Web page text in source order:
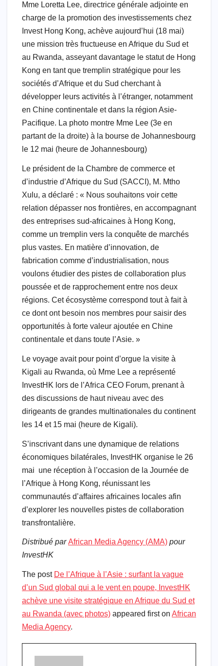
Mme Loretta Lee, directrice générale adjointe en
charge de la promotion des investissements chez
Invest Hong Kong, achève aujourd’hui (18 mai)
une mission très fructueuse en Afrique du Sud et
au Rwanda, asseyant davantage le statut de Hong
Kong en tant que tremplin stratégique pour les
sociétés d’Afrique et du Sud cherchant à
développer leurs activités à l’étranger, notamment
en Chine continentale et dans la région Asie-
Pacifique. La photo montre Mme Lee (3e en
partant de la droite) à la bourse de Johannesbourg
le 12 mai (heure de Johannesbourg)
Le président de la Chambre de commerce et
d’industrie d’Afrique du Sud (SACCI), M. Mtho
Xulu, a déclaré : « Nous souhaitons voir cette
relation dépasser nos frontières, en accompagnant
des entreprises sud-africaines à Hong Kong,
comme un tremplin vers la conquête de marchés
plus vastes. En matière d’innovation, de
fabrication comme d’industrialisation, nous
voulons étudier des pistes de collaboration plus
poussée et de rapprochement entre nos deux
régions. Cet écosystème correspond tout à fait à
ce dont ont besoin nos membres pour saisir des
opportunités à forte valeur ajoutée en Chine
continentale et dans toute l’Asie. »
Le voyage avait pour point d’orgue la visite à
Kigali au Rwanda, où Mme Lee a représenté
InvestHK lors de l’Africa CEO Forum, prenant à
des discussions de haut niveau avec des
dirigeants de grandes multinationales du continent
les 14 et 15 mai (heure de Kigali).
S’inscrivant dans une dynamique de relations
économiques bilatérales, InvestHK organise le 26
mai une réception à l’occasion de la Journée de
l’Afrique à Hong Kong, réunissant les
communautés d’affaires africaines locales afin
d’explorer les nouvelles pistes de collaboration
transfrontalière.
Distribué parAfrican Media Agency (AMA) pour
InvestHK
The post De l’Afrique à l’Asie : surfant la vague
d’un Sud global qui a le vent en poupe, InvestHK
achève une visite stratégique en Afrique du Sud et
au Rwanda (avec photos) appeared first on African
Media Agency.